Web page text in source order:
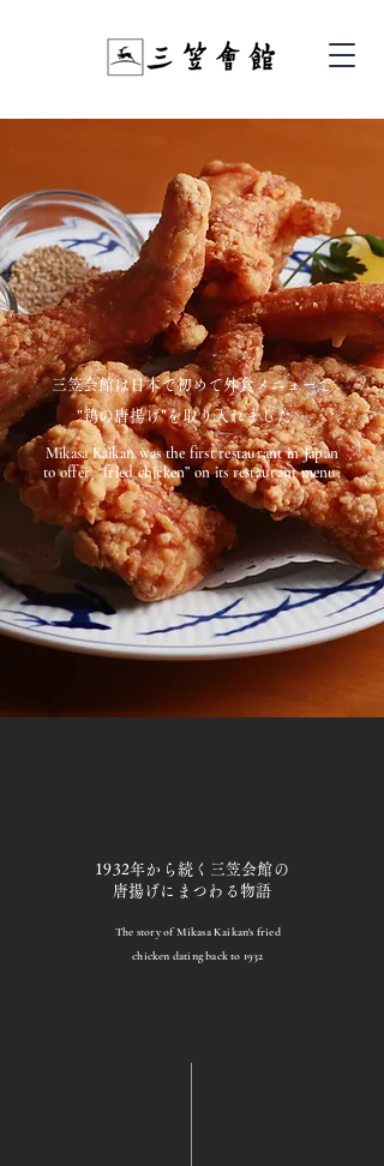
三笠会館は日本で初めて外食メニューで
"鶏の唐揚げ"を取り入れました。
Mikasa Kaikan was the first restaurant in Japan
to offer “fried chicken” on its restaurant menu.
1932年から続く三笠会館の
唐揚げにまつわる物語
The story of Mikasa Kaikan's fried
chicken dating back to 1932